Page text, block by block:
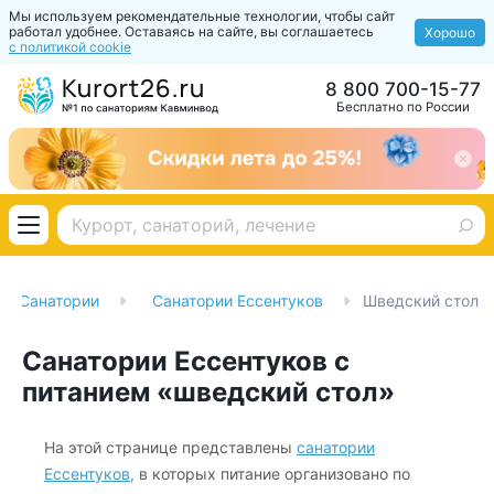
Мы используем рекомендательные технологии, чтобы сайт
работал удобнее. Оставаясь на сайте, вы соглашаетесь
с политикой cookie
Хорошо
Бесплатно по России
8 800 700-15-77
Санатории Санатории Ессентуков Шведский стол
Санатории Ессентуков с
питанием «шведский стол»
На этой странице представлены санатории
Ессентуков, в которых питание организовано по